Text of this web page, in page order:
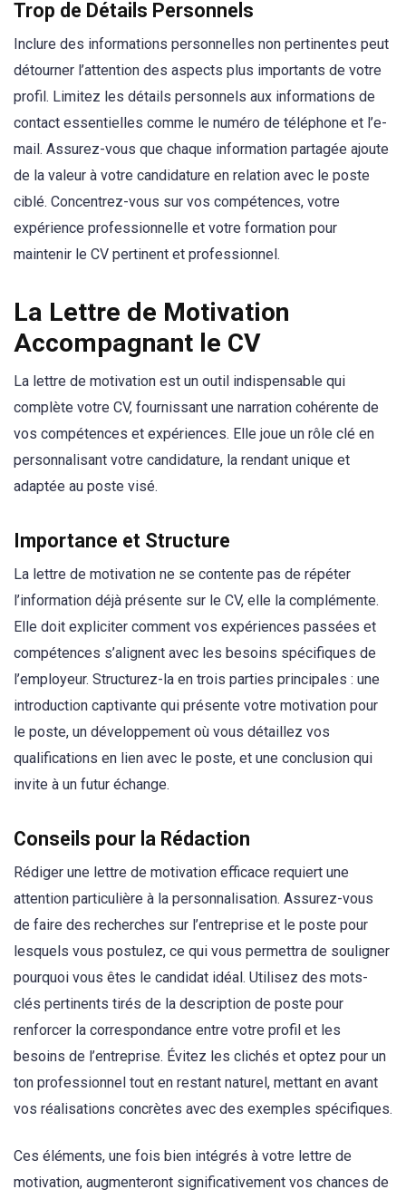
Trop de Détails Personnels
Inclure des informations personnelles non pertinentes peut
détourner l’attention des aspects plus importants de votre
profil. Limitez les détails personnels aux informations de
contact essentielles comme le numéro de téléphone et l’e-
mail. Assurez-vous que chaque information partagée ajoute
de la valeur à votre candidature en relation avec le poste
ciblé. Concentrez-vous sur vos compétences, votre
expérience professionnelle et votre formation pour
maintenir le CV pertinent et professionnel.
La Lettre de Motivation
Accompagnant le CV
La lettre de motivation est un outil indispensable qui
complète votre CV, fournissant une narration cohérente de
vos compétences et expériences. Elle joue un rôle clé en
personnalisant votre candidature, la rendant unique et
adaptée au poste visé.
Importance et Structure
La lettre de motivation ne se contente pas de répéter
l’information déjà présente sur le CV, elle la complémente.
Elle doit expliciter comment vos expériences passées et
compétences s’alignent avec les besoins spécifiques de
l’employeur. Structurez-la en trois parties principales : une
introduction captivante qui présente votre motivation pour
le poste, un développement où vous détaillez vos
qualifications en lien avec le poste, et une conclusion qui
invite à un futur échange.
Conseils pour la Rédaction
Rédiger une lettre de motivation efficace requiert une
attention particulière à la personnalisation. Assurez-vous
de faire des recherches sur l’entreprise et le poste pour
lesquels vous postulez, ce qui vous permettra de souligner
pourquoi vous êtes le candidat idéal. Utilisez des mots-
clés pertinents tirés de la description de poste pour
renforcer la correspondance entre votre profil et les
besoins de l’entreprise. Évitez les clichés et optez pour un
ton professionnel tout en restant naturel, mettant en avant
vos réalisations concrètes avec des exemples spécifiques.
Ces éléments, une fois bien intégrés à votre lettre de
motivation, augmenteront significativement vos chances de